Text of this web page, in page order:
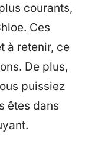
courants,
Ces
à retenir, ce
De plus,
puissiez
êtes dans